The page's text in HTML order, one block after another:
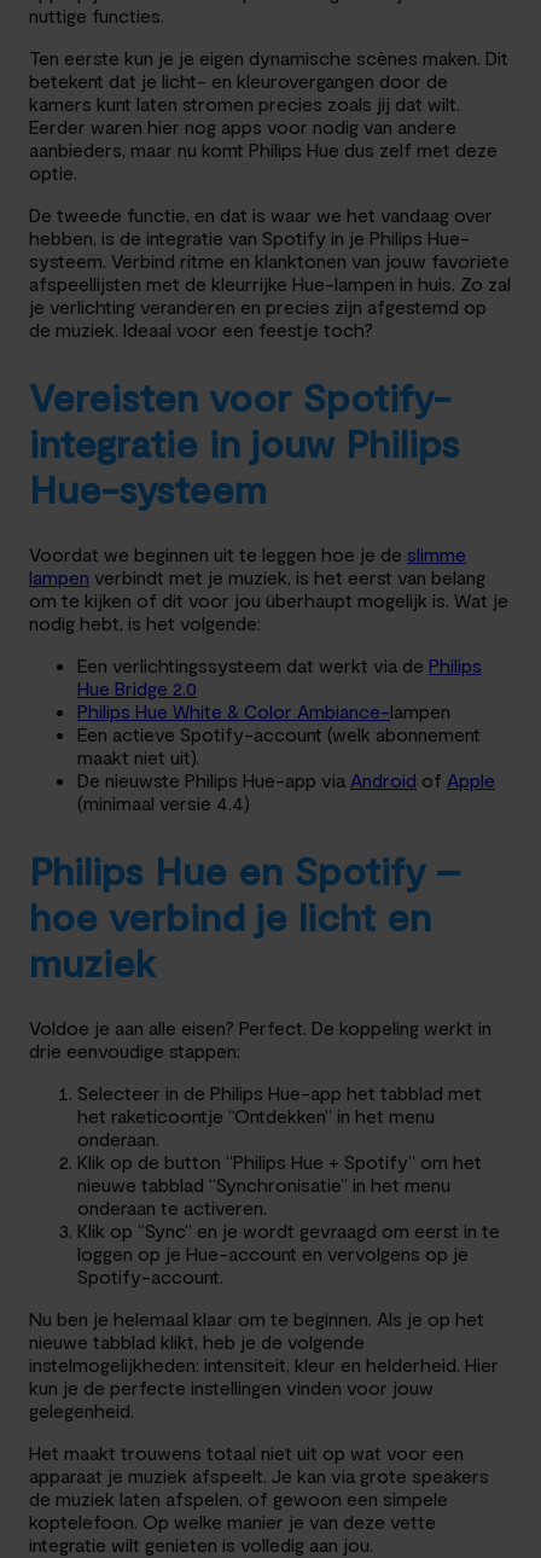
nuttige functies.
Ten eerste kun je je eigen dynamische scènes maken. Dit
betekent dat je licht- en kleurovergangen door de
kamers kunt laten stromen precies zoals jij dat wilt.
Eerder waren hier nog apps voor nodig van andere
aanbieders, maar nu komt Philips Hue dus zelf met deze
optie.
De tweede functie, en dat is waar we het vandaag over
hebben, is de integratie van Spotify in je Philips Hue-
systeem. Verbind ritme en klanktonen van jouw favoriete
afspeellijsten met de kleurrijke Hue-lampen in huis. Zo zal
je verlichting veranderen en precies zijn afgestemd op
de muziek. Ideaal voor een feestje toch?
Vereisten voor Spotify-
integratie in jouw Philips
Hue-systeem
Voordat we beginnen uit te leggen hoe je de slimme
lampen verbindt met je muziek, is het eerst van belang
om te kijken of dit voor jou überhaupt mogelijk is. Wat je
nodig hebt, is het volgende:
Een verlichtingssysteem dat werkt via de Philips
Hue Bridge 2.0
Philips Hue White & Color Ambiance-lampen
Een actieve Spotify-account (welk abonnement
maakt niet uit).
De nieuwste Philips Hue-app via Android of Apple
(minimaal versie 4.4)
Philips Hue en Spotify –
hoe verbind je licht en
muziek
Voldoe je aan alle eisen? Perfect. De koppeling werkt in
drie eenvoudige stappen:
Selecteer in de Philips Hue-app het tabblad met
het raketicoontje “Ontdekken” in het menu
onderaan.
Klik op de button “Philips Hue + Spotify” om het
nieuwe tabblad “Synchronisatie” in het menu
onderaan te activeren.
Klik op “Sync” en je wordt gevraagd om eerst in te
loggen op je Hue-account en vervolgens op je
Spotify-account.
Nu ben je helemaal klaar om te beginnen. Als je op het
nieuwe tabblad klikt, heb je de volgende
instelmogelijkheden: intensiteit, kleur en helderheid. Hier
kun je de perfecte instellingen vinden voor jouw
gelegenheid.
Het maakt trouwens totaal niet uit op wat voor een
apparaat je muziek afspeelt. Je kan via grote speakers
de muziek laten afspelen, of gewoon een simpele
koptelefoon. Op welke manier je van deze vette
integratie wilt genieten is volledig aan jou.